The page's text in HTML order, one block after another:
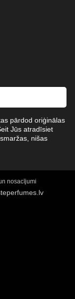
pārdod oriģinālas
Jūs atradīsiet
nišas
nosacījumi